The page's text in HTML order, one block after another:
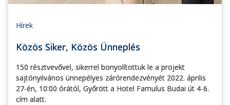
Hírek
Közös Siker, Közös Ünneplés
150 résztvevővel, sikerrel bonyolítottuk le a projekt
sajtónyilvános ünnepélyes zárórendezvényét 2022. április
27-én, 10:00 órától, Győrött a Hotel Famulus Budai út 4-6.
cím alatt.